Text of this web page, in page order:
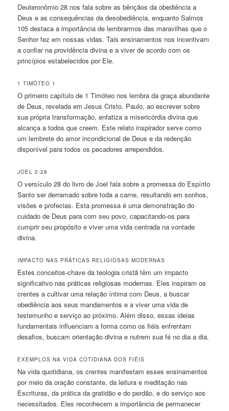
Deuteronômio 28 nos fala sobre as bênçãos da obediência a
Deus e as consequências da desobediência, enquanto Salmos
105 destaca a importância de lembrarmos das maravilhas que o
Senhor fez em nossas vidas. Tais ensinamentos nos incentivam
a confiar na providência divina e a viver de acordo com os
princípios estabelecidos por Ele.
1 TIMÓTEO 1
O primeiro capítulo de 1 Timóteo nos lembra da graça abundante
de Deus, revelada em Jesus Cristo. Paulo, ao escrever sobre
sua própria transformação, enfatiza a misericórdia divina que
alcança a todos que creem. Este relato inspirador serve como
um lembrete do amor incondicional de Deus e da redenção
disponível para todos os pecadores arrependidos.
JOEL 2:28
O versículo 28 do livro de Joel fala sobre a promessa do Espírito
Santo ser derramado sobre toda a carne, resultando em sonhos,
visões e profecias. Esta promessa é uma demonstração do
cuidado de Deus para com seu povo, capacitando-os para
cumprir seu propósito e viver uma vida centrada na vontade
divina.
IMPACTO NAS PRÁTICAS RELIGIOSAS MODERNAS
Estes conceitos-chave da teologia cristã têm um impacto
significativo nas práticas religiosas modernas. Eles inspiram os
crentes a cultivar uma relação íntima com Deus, a buscar
obediência aos seus mandamentos e a viver uma vida de
testemunho e serviço ao próximo. Além disso, essas ideias
fundamentais influenciam a forma como os fiéis enfrentam
desafios, buscam orientação divina e nutrem sua fé no dia a dia.
EXEMPLOS NA VIDA COTIDIANA DOS FIÉIS
Na vida quotidiana, os crentes manifestam esses ensinamentos
por meio da oração constante, da leitura e meditação nas
Escrituras, da prática da gratidão e do perdão, e do serviço aos
necessitados. Eles reconhecem a importância de permanecer